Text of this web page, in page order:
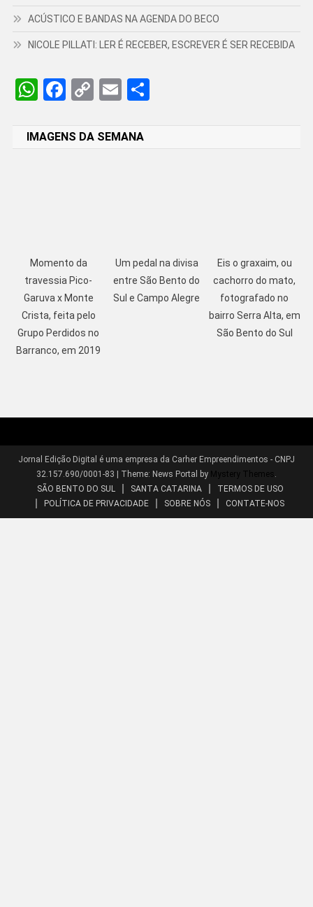
ACÚSTICO E BANDAS NA AGENDA DO BECO
NICOLE PILLATI: LER É RECEBER, ESCREVER É SER RECEBIDA
WhatsApp
Facebook
CopyEmailShare
IMAGENS DA SEMANA
Momento da
travessia Pico-
Garuva x Monte
Crista, feita pelo
Grupo Perdidos no
Barranco, em 2019
Um pedal na divisa
entre São Bento do
Sul e Campo Alegre
Eis o graxaim, ou
cachorro do mato,
fotografado no
bairro Serra Alta, em
São Bento do Sul
Jornal Edição Digital é uma empresa da Carher Empreendimentos - CNPJ
32.157.690/0001-83 | Theme: News Portal by Mystery Themes .
SÃO BENTO DO SUL
SANTA CATARINA
TERMOS DE USO
POLÍTICA DE PRIVACIDADE
SOBRE NÓS CONTATE-NOS